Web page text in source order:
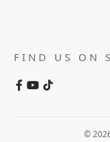
FIND US ON
©